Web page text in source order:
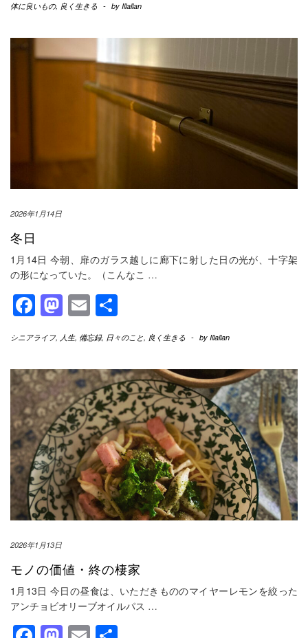
体に良いもの, 良く生きる - by Illallan
2026年1月14日
冬日
1月14日 今朝、扉のガラス越しに廊下に射した日の光が、十字架
の形になっていた。（こんなこ …
Facebook
Mastodon
Email
有
シニアライフ, 人生, 備忘録, 日々のこと, 良く生きる - by Illallan
2026年1月13日
モノの価値・終の棲家
1月13日 今日の昼食は、いただきもののマイヤーレモンを絞った
アンチョビオリーブオイルパス …